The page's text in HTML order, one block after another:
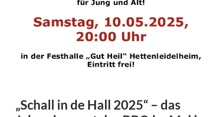
„Schall in de Hall 2025“ – das